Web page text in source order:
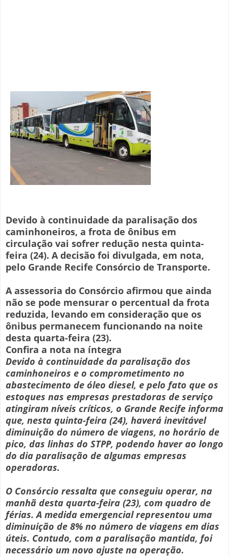
Devido à continuidade da paralisação dos
caminhoneiros, a frota de ônibus em
circulação vai sofrer redução nesta quinta-
feira (24). A decisão foi divulgada, em nota,
pelo Grande Recife Consórcio de Transporte.
A assessoria do Consórcio afirmou que ainda
não se pode mensurar o percentual da frota
reduzida, levando em consideração que os
ônibus permanecem funcionando na noite
desta quarta-feira (23).
Confira a nota na íntegra
Devido à continuidade da paralisação dos
caminhoneiros e o comprometimento no
abastecimento de óleo diesel, e pelo fato que os
estoques nas empresas prestadoras de serviço
atingiram níveis críticos, o Grande Recife informa
que, nesta quinta-feira (24), haverá inevitável
diminuição do número de viagens, no horário de
pico, das linhas do STPP, podendo haver ao longo
do dia paralisação de algumas empresas
operadoras.
O Consórcio ressalta que conseguiu operar, na
manhã desta quarta-feira (23), com quadro de
férias. A medida emergencial representou uma
diminuição de 8% no número de viagens em dias
úteis. Contudo, com a paralisação mantida, foi
necessário um novo ajuste na operação.